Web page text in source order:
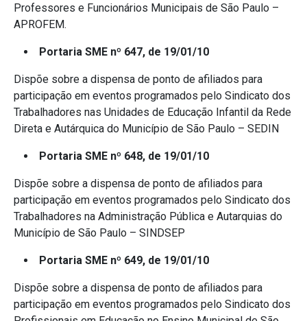
Professores e Funcionários Municipais de São Paulo –
APROFEM.
Portaria SME nº 647, de 19/01/10
Dispõe sobre a dispensa de ponto de afiliados para
participação em eventos programados pelo Sindicato dos
Trabalhadores nas Unidades de Educação Infantil da Rede
Direta e Autárquica do Município de São Paulo – SEDIN
Portaria SME nº 648, de 19/01/10
Dispõe sobre a dispensa de ponto de afiliados para
participação em eventos programados pelo Sindicato dos
Trabalhadores na Administração Pública e Autarquias do
Município de São Paulo – SINDSEP
Portaria SME nº 649, de 19/01/10
Dispõe sobre a dispensa de ponto de afiliados para
participação em eventos programados pelo Sindicato dos